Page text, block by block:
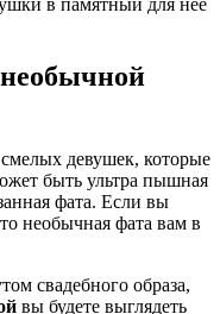
девушек, которые
быть ультра пышная
фата. Если вы
необычная фата вам в
свадебного образа,
вы будете выглядеть